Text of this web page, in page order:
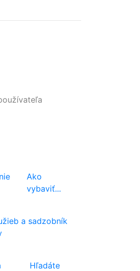
Ako
vybaviť...
a sadzobník
Hľadáte